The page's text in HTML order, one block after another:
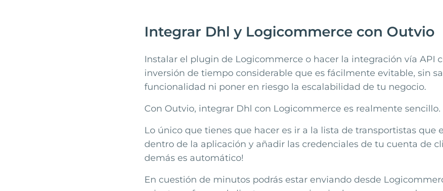
Integrar Dhl y Logicommerce con Outvio
Instalar el plugin de Logicommerce o hacer la integración vía API
inversión de tiempo considerable que es fácilmente evitable, sin
funcionalidad ni poner en riesgo la escalabilidad de tu negocio.
Con Outvio, integrar Dhl con Logicommerce es realmente sencillo.
Lo único que tienes que hacer es ir a la lista de transportistas que
dentro de la aplicación y añadir las credenciales de tu cuenta de
demás es automático!
En cuestión de minutos podrás estar enviando desde